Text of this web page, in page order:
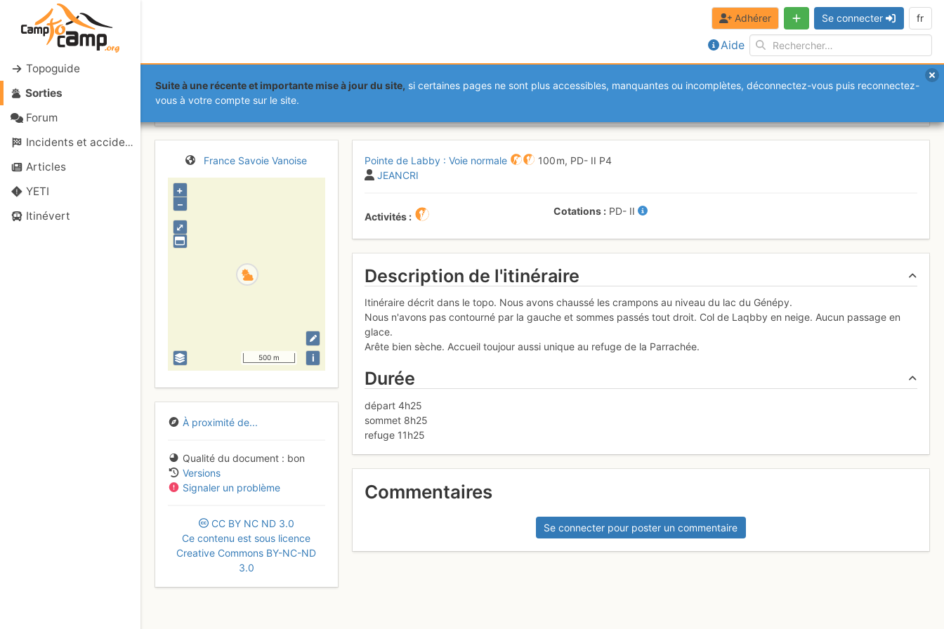
Topoguide
Sorties
Forum
Incidents et accidents
Articles
YETI
Itinévert
Aide
Adhérer Se connecter fr
Suite à une récente et importante mise à jour du site, si certaines pages ne sont plus accessibles, manquantes ou incomplètes, déconnectez-vous puis reconnectez-
vous à votre compte sur le site.
Pointe de Labby : Voie normale
France Savoie Vanoise
⤢
+
–
500 m i
À proximité de...
Qualité du document
bon
Versions
Signaler un problème
CC BY NC ND 3.0
Ce contenu est sous licence
Creative Commons BY-NC-ND
3.0
Pointe de Labby : Voie normale 100 m, PD- II P4
JEANCRI
Activités Cotations PD- II
Description de l'itinéraire
Itinéraire décrit dans le topo. Nous avons chaussé les crampons au niveau du lac du Génépy.
Nous n'avons pas contourné par la gauche et sommes passés tout droit. Col de Laqbby en neige. Aucun passage en
glace.
Arête bien sèche. Accueil toujour aussi unique au refuge de la Parrachée.
Durée
départ 4h25
sommet 8h25
refuge 11h25
Commentaires
Se connecter pour poster un commentaire